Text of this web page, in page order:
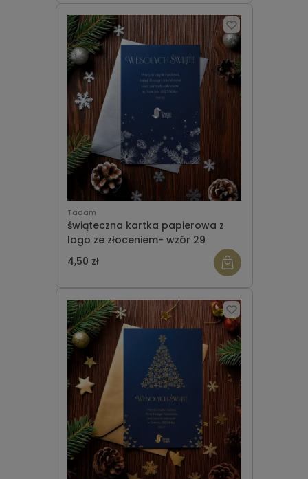
Tadam
świąteczna kartka papierowa z
logo ze złoceniem- wzór 29
4,50 zł